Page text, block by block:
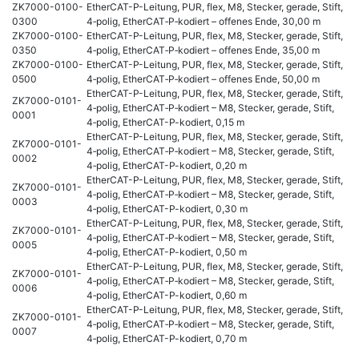
ZK7000-0100-
0300
EtherCAT-P-Leitung, PUR, flex, M8, Stecker, gerade, Stift,
4‑polig, EtherCAT‑P‑kodiert – offenes Ende, 30,00 m
ZK7000-0100-
0350
EtherCAT-P-Leitung, PUR, flex, M8, Stecker, gerade, Stift,
4‑polig, EtherCAT‑P‑kodiert – offenes Ende, 35,00 m
ZK7000-0100-
0500
EtherCAT-P-Leitung, PUR, flex, M8, Stecker, gerade, Stift,
4‑polig, EtherCAT‑P‑kodiert – offenes Ende, 50,00 m
ZK7000-0101-
0001
EtherCAT-P-Leitung, PUR, flex, M8, Stecker, gerade, Stift,
4‑polig, EtherCAT‑P‑kodiert – M8, Stecker, gerade, Stift,
4‑polig, EtherCAT-P-kodiert, 0,15 m
ZK7000-0101-
0002
EtherCAT-P-Leitung, PUR, flex, M8, Stecker, gerade, Stift,
4‑polig, EtherCAT‑P‑kodiert – M8, Stecker, gerade, Stift,
4‑polig, EtherCAT-P-kodiert, 0,20 m
ZK7000-0101-
0003
EtherCAT-P-Leitung, PUR, flex, M8, Stecker, gerade, Stift,
4‑polig, EtherCAT‑P‑kodiert – M8, Stecker, gerade, Stift,
4‑polig, EtherCAT-P-kodiert, 0,30 m
ZK7000-0101-
0005
EtherCAT-P-Leitung, PUR, flex, M8, Stecker, gerade, Stift,
4‑polig, EtherCAT‑P‑kodiert – M8, Stecker, gerade, Stift,
4‑polig, EtherCAT-P-kodiert, 0,50 m
ZK7000-0101-
0006
EtherCAT-P-Leitung, PUR, flex, M8, Stecker, gerade, Stift,
4‑polig, EtherCAT‑P‑kodiert – M8, Stecker, gerade, Stift,
4‑polig, EtherCAT-P-kodiert, 0,60 m
ZK7000-0101-
0007
EtherCAT-P-Leitung, PUR, flex, M8, Stecker, gerade, Stift,
4‑polig, EtherCAT‑P‑kodiert – M8, Stecker, gerade, Stift,
4‑polig, EtherCAT-P-kodiert, 0,70 m